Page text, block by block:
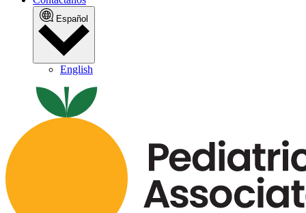
Español
English